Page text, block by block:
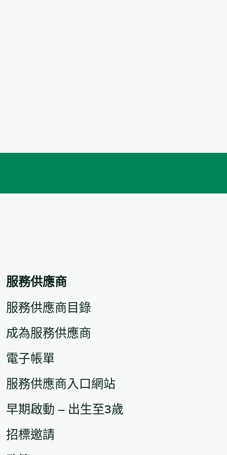
服務供應商
服務供應商目錄
成為服務供應商
電子帳單
服務供應商入口網站
早期啟動 – 出生至3歲
招標邀請